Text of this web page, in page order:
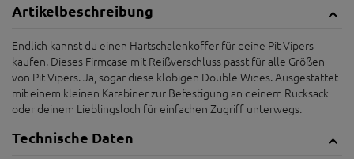
Artikelbeschreibung
Endlich kannst du einen Hartschalenkoffer für deine Pit Vipers
kaufen. Dieses Firmcase mit Reißverschluss passt für alle Größen
von Pit Vipers. Ja, sogar diese klobigen Double Wides. Ausgestattet
mit einem kleinen Karabiner zur Befestigung an deinem Rucksack
oder deinem Lieblingsloch für einfachen Zugriff unterwegs.
Technische Daten